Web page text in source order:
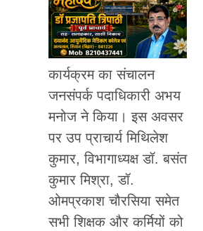
कार्यक्रम का संचालन
जनसंपर्क पदाधिकारी अभय
मनोज ने किया। इस अवसर
पर उप प्राचार्य मिथिलेश
कुमार, विभागाध्यक्ष डॉ. बसंत
कुमार मिश्रा, डॉ.
ओमप्रकाश चौरसिया समेत
सभी शिक्षक और कर्मियों को